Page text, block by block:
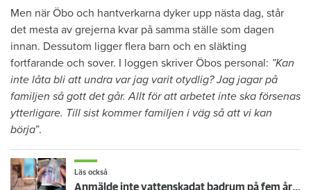
Men när Öbo och hantverkarna dyker upp nästa dag, står
det mesta av grejerna kvar på samma ställe som dagen
innan. Dessutom ligger flera barn och en släkting
fortfarande och sover. I loggen skriver Öbos personal: ”Kan
inte låta bli att undra var jag varit otydlig? Jag jagar på
familjen så gott det går. Allt för att arbetet inte ska försenas
ytterligare. Till sist kommer familjen i väg så att vi kan
börja”.
Läs också
Anmälde inte vattenskadat badrum på fem år – krävs på 125 000 kronor